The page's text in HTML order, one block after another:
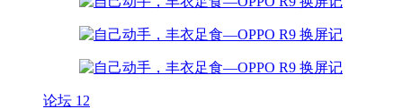
论坛 12